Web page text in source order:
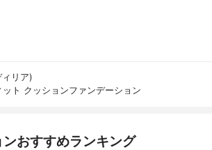
ィリア)
ット クッションファンデーション
おすすめランキング